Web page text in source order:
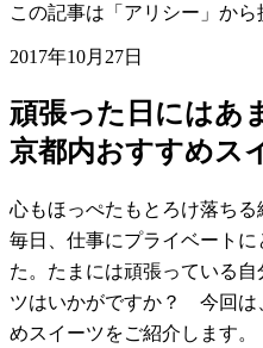
この記事は「アリシー」か
2017年10月27日
頑張った日には
京都内おすすめス
心もほっぺたもとろけ落ちる
毎日、仕事にプライベート
た。たまには頑張っている
ツはいかがですか？ 今回は
めスイーツをご紹介します。